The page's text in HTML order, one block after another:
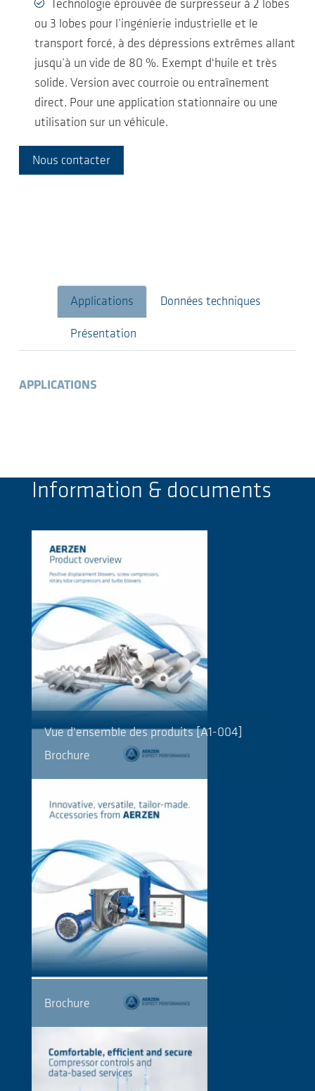
Technologie éprouvée de surpresseur à 2 lobes
ou 3 lobes pour l’ingénierie industrielle et le
transport forcé, à des dépressions extrêmes allant
jusqu’à un vide de 80 %. Exempt d'huile et très
solide. Version avec courroie ou entraînement
direct. Pour une application stationnaire ou une
utilisation sur un véhicule.
Nous contacter
Applications Données techniques
Présentation
APPLICATIONS
Information & documents
Vue d'ensemble des produits [A1-004]
Brochure
Brochure